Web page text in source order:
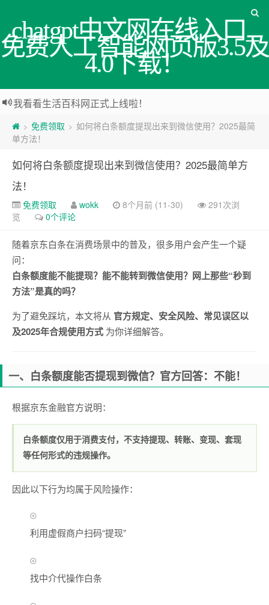
chatgpt中文网在线入口_
免费人工智能网页版3.5及
4.0下载！
我看看生活百科网正式上线啦！
> 免费领取 > 如何将白条额度提现出来到微信使用？2025最简
单方法！
如何将白条额度提现出来到微信使用？2025最简单方
法！
免费领取 wokk 8个月前 (11-30)
291次浏
览
0个评论
随着京东白条在消费场景中的普及，很多用户会产生一个疑
问：
白条额度能不能提现？能不能转到微信使用？网上那些“秒到
方法”是真的吗？
为了避免踩坑，本文将从 官方规定、安全风险、常见误区以
及2025年合规使用方式 为你详细解答。
一、白条额度能否提现到微信？官方回答：不能！
根据京东金融官方说明：
白条额度仅用于消费支付，不支持提现、转账、变现、套现
等任何形式的违规操作。
因此以下行为均属于风险操作：
利用虚假商户扫码“提现”
找中介代操作白条